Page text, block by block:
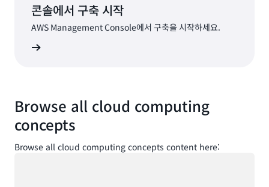
콘솔에서 구축 시작
AWS Management Console에서 구축을 시작하세요.
Browse all cloud computing
concepts
Browse all cloud computing concepts content here: